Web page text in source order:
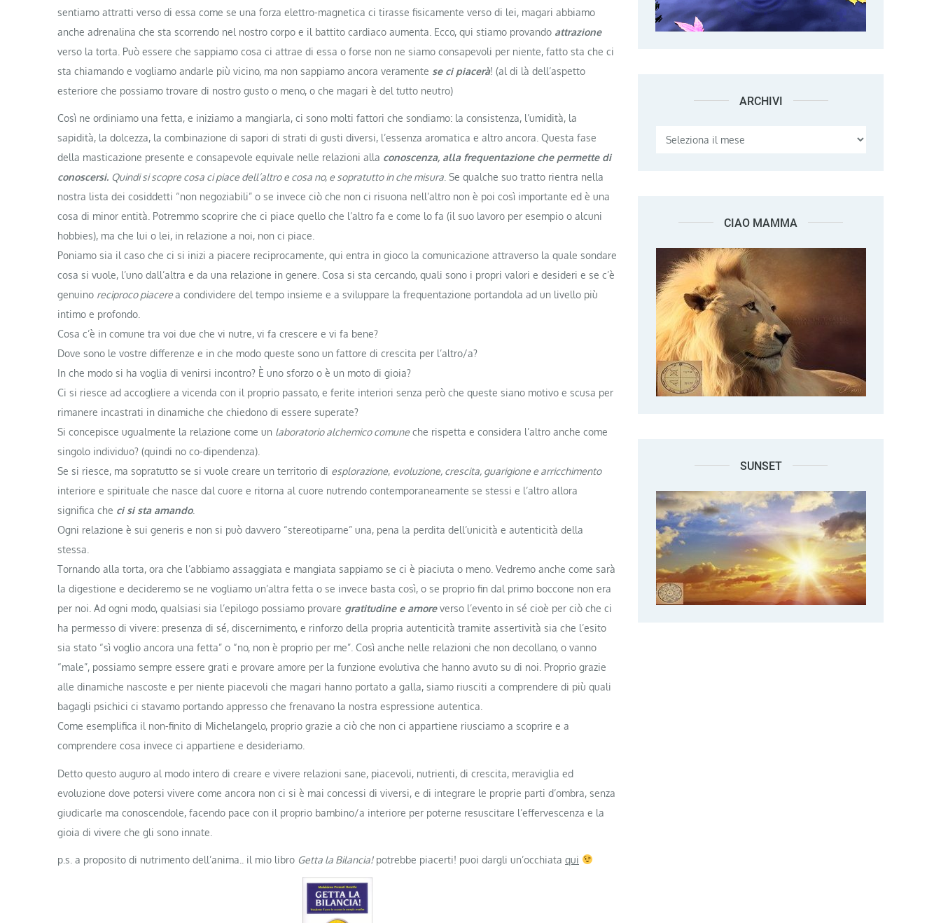
sentiamo attratti verso di essa come se una forza elettro-magnetica ci tirasse fisicamente verso di lei, magari abbiamo
anche adrenalina che sta scorrendo nel nostro corpo e il battito cardiaco aumenta. Ecco, qui stiamo provando attrazione
verso la torta. Può essere che sappiamo cosa ci attrae di essa o forse non ne siamo consapevoli per niente, fatto sta che ci
sta chiamando e vogliamo andarle più vicino, ma non sappiamo ancora veramente se ci piacerà! (al di là dell’aspetto
esteriore che possiamo trovare di nostro gusto o meno, o che magari è del tutto neutro)
Così ne ordiniamo una fetta, e iniziamo a mangiarla, ci sono molti fattori che sondiamo: la consistenza, l’umidità, la
sapidità, la dolcezza, la combinazione di sapori di strati di gusti diversi, l’essenza aromatica e altro ancora. Questa fase
della masticazione presente e consapevole equivale nelle relazioni alla conoscenza, alla frequentazione che permette di
conoscersi. Quindi si scopre cosa ci piace dell’altro e cosa no, e sopratutto in che misura. Se qualche suo tratto rientra nella
nostra lista dei cosiddetti “non negoziabili” o se invece ciò che non ci risuona nell’altro non è poi così importante ed è una
cosa di minor entità. Potremmo scoprire che ci piace quello che l’altro fa e come lo fa (il suo lavoro per esempio o alcuni
hobbies), ma che lui o lei, in relazione a noi, non ci piace.
Poniamo sia il caso che ci si inizi a piacere reciprocamente, qui entra in gioco la comunicazione attraverso la quale sondare
cosa si vuole, l’uno dall’altra e da una relazione in genere. Cosa si sta cercando, quali sono i propri valori e desideri e se c’è
genuino reciproco piacerea condividere del tempo insieme e a sviluppare la frequentazione portandola ad un livello più
intimo e profondo.
Cosa c’è in comune tra voi due che vi nutre, vi fa crescere e vi fa bene?
Dove sono le vostre differenze e in che modo queste sono un fattore di crescita per l’altro/a?
In che modo si ha voglia di venirsi incontro? È uno sforzo o è un moto di gioia?
Ci si riesce ad accogliere a vicenda con il proprio passato, e ferite interiori senza però che queste siano motivo e scusa per
rimanere incastrati in dinamiche che chiedono di essere superate?
Si concepisce ugualmente la relazione come un laboratorio alchemico comune che rispetta e considera l’altro anche come
singolo individuo? (quindi no co-dipendenza).
Se si riesce, ma sopratutto se si vuole creare un territorio di esplorazione, evoluzione, crescita, guarigione e arricchimento
interiore e spirituale che nasce dal cuore e ritorna al cuore nutrendo contemporaneamente se stessi e l’altro allora
significa che ci si sta amando.
Ogni relazione è sui generis e non si può davvero “stereotiparne” una, pena la perdita dell’unicità e autenticità della
stessa.
Tornando alla torta, ora che l’abbiamo assaggiata e mangiata sappiamo se ci è piaciuta o meno. Vedremo anche come sarà
la digestione e decideremo se ne vogliamo un’altra fetta o se invece basta così, o se proprio fin dal primo boccone non era
per noi. Ad ogni modo, qualsiasi sia l’epilogo possiamo provare gratitudine e amoreverso l’evento in sé cioè per ciò che ci
ha permesso di vivere: presenza di sé, discernimento, e rinforzo della propria autenticità tramite assertività sia che l’esito
sia stato “sì voglio ancora una fetta” o “no, non è proprio per me”. Così anche nelle relazioni che non decollano, o vanno
“male”, possiamo sempre essere grati e provare amore per la funzione evolutiva che hanno avuto su di noi. Proprio grazie
alle dinamiche nascoste e per niente piacevoli che magari hanno portato a galla, siamo riusciti a comprendere di più quali
bagagli psichici ci stavamo portando appresso che frenavano la nostra espressione autentica.
Come esemplifica il non-finito di Michelangelo, proprio grazie a ciò che non ci appartiene riusciamo a scoprire e a
comprendere cosa invece ci appartiene e desideriamo.
Detto questo auguro al modo intero di creare e vivere relazioni sane, piacevoli, nutrienti, di crescita, meraviglia ed
evoluzione dove potersi vivere come ancora non ci si è mai concessi di viversi, e di integrare le proprie parti d’ombra, senza
giudicarle ma conoscendole, facendo pace con il proprio bambino/a interiore per poterne resuscitare l’effervescenza e la
gioia di vivere che gli sono innate.
p.s. a proposito di nutrimento dell’anima.. il mio libro Getta la Bilancia! potrebbe piacerti! puoi dargli un’occhiata qui
ARCHIVI Archivi
CIAO MAMMA
SUNSET